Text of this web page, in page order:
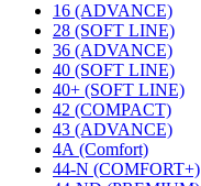
16 (ADVANCE)
28 (SOFT LINE)
36 (ADVANCE)
40 (SOFT LINE)
40+ (SOFT LINE)
42 (COMPACT)
43 (ADVANCE)
4А (Comfort)
44-N (COMFORT+)